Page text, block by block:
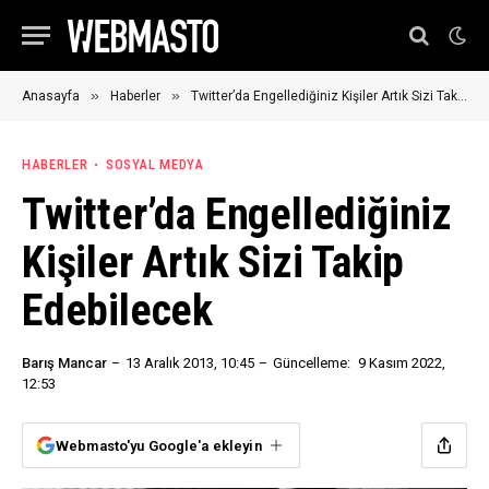
Anasayfa » Haberler » Twitter’da Engellediğiniz Kişiler Artık Sizi Takip Edebilecek
HABERLER SOSYAL MEDYA
Twitter’da Engellediğiniz
Kişiler Artık Sizi Takip
Edebilecek
Barış Mancar 13 Aralık 2013, 10:45 Güncelleme: 9 Kasım 2022,
12:53
Webmasto'yu Google'a ekleyin